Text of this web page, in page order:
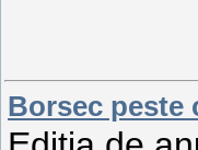
Borsec peste